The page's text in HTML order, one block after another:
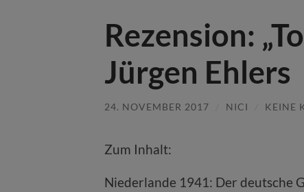
Rezension:
Jürgen Ehlers
24. NOVEMBER 2017 NICI KEINE
Zum Inhalt:
Niederlande 1941: Der deutsche